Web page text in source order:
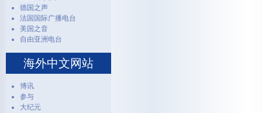
德国之声
法国国际广播电台
美国之音
自由亚洲电台
海外中文网站
博讯
参与
大纪元